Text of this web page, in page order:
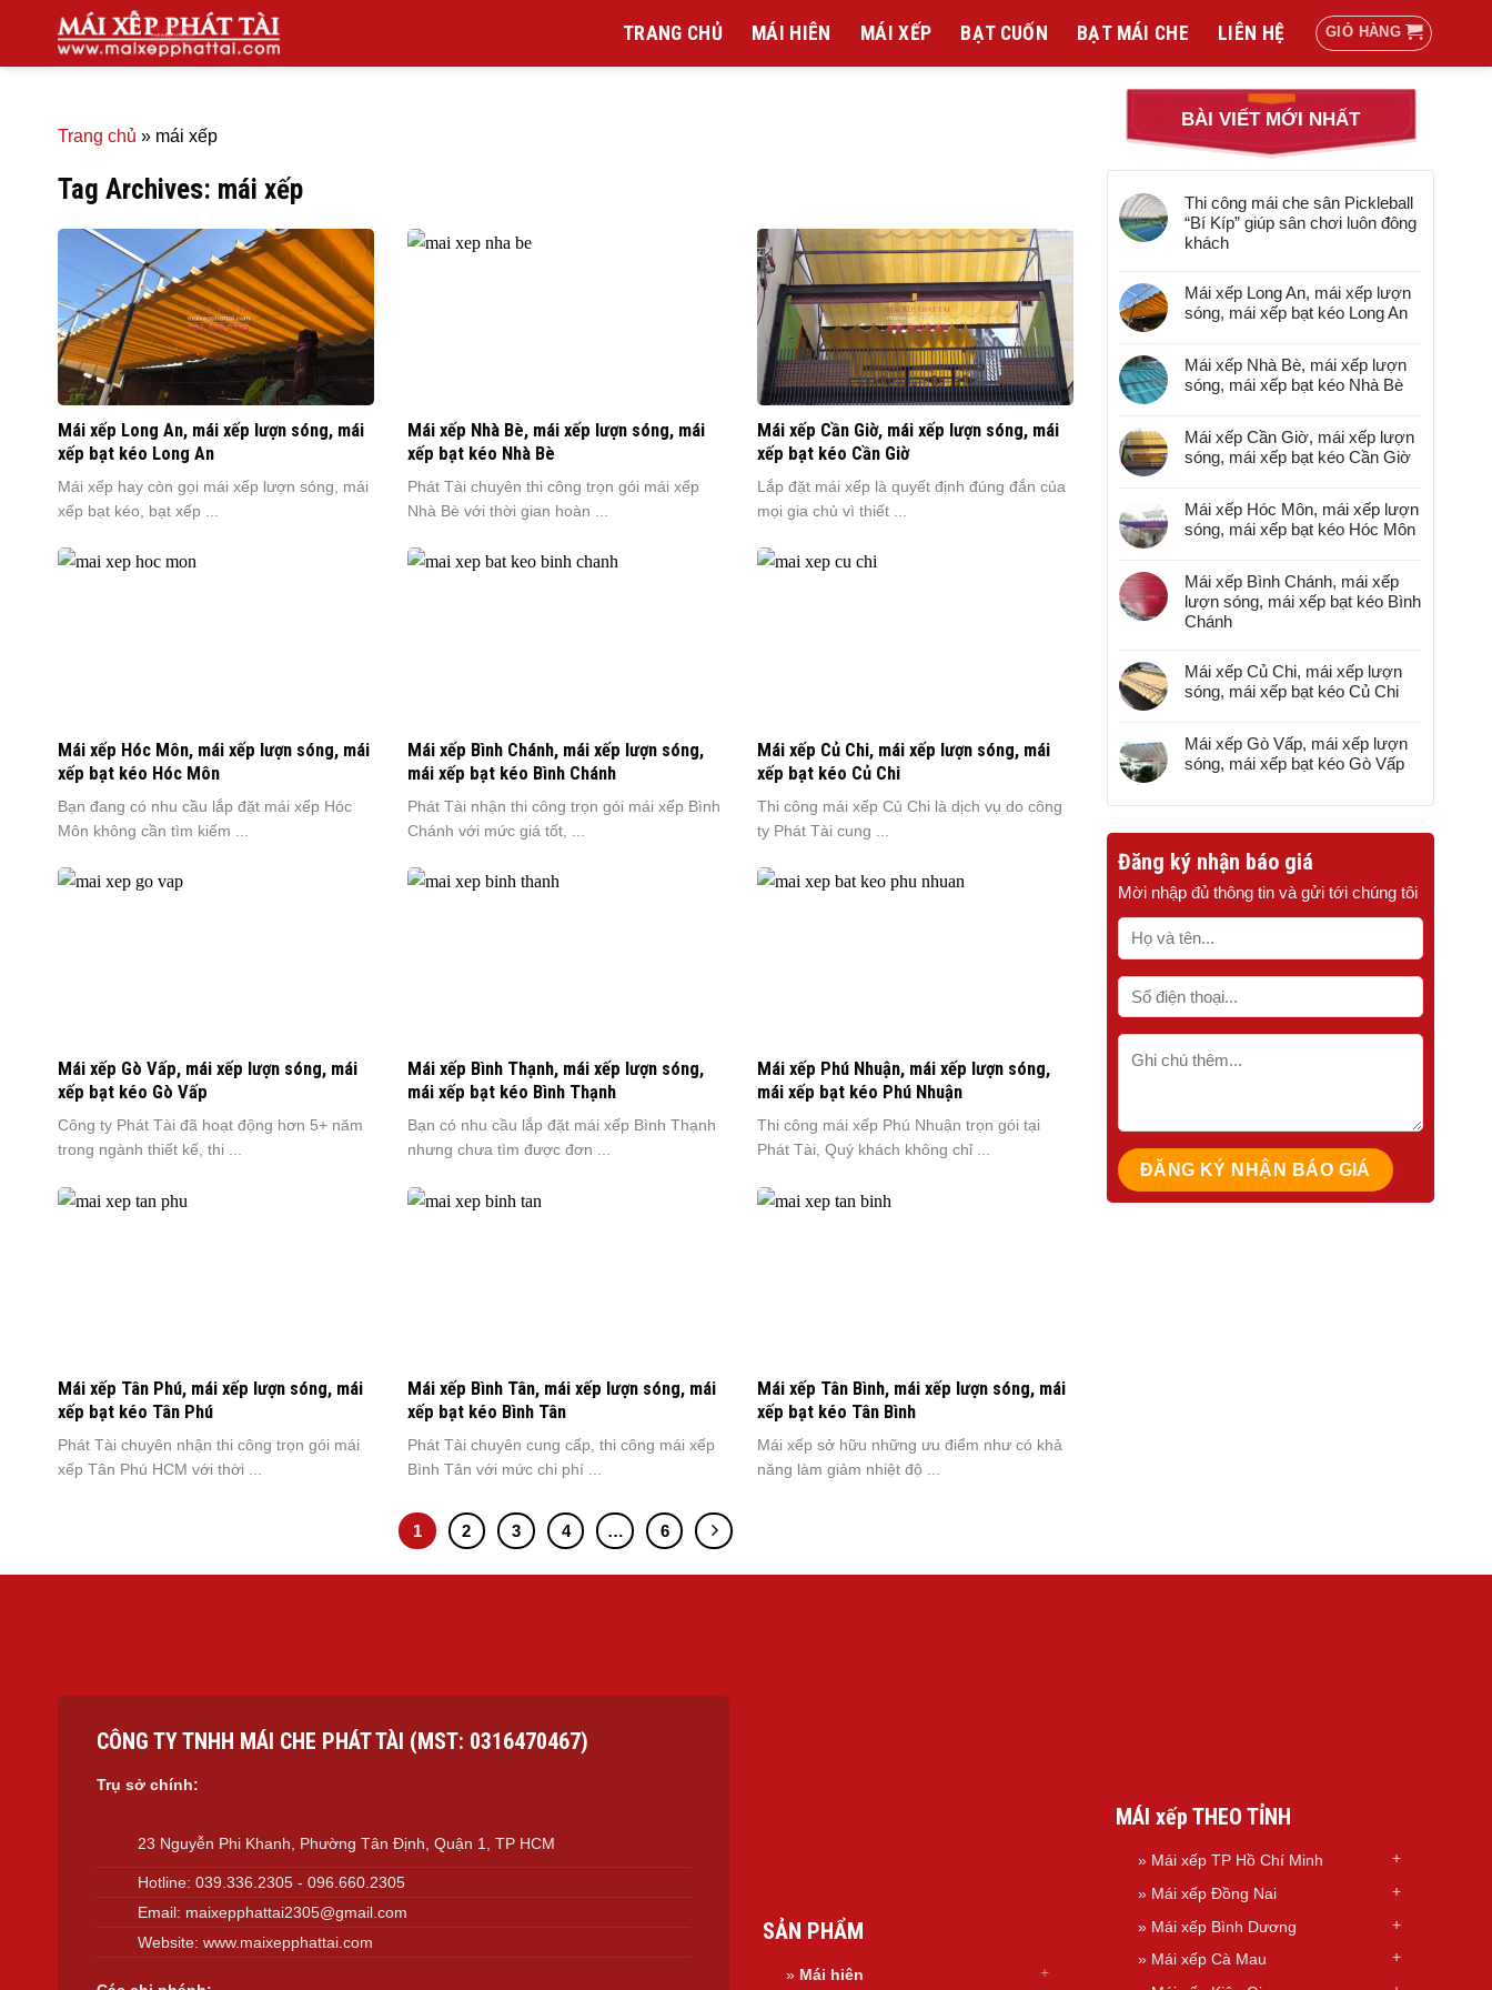
content
TRANG CHỦ MÁI HIÊN MÁI XẾP BẠT CUỐN BẠT MÁI CHE LIÊN HỆ GIỎ HÀNG
Trang chủ » mái xếp
Tag Archives: mái xếp
Mái xếp Long An, mái xếp lượn sóng, mái
xếp bạt kéo Long An
Mái xếp hay còn gọi mái xếp lượn sóng, mái
xếp bạt kéo, bạt xếp ...
Mái xếp Nhà Bè, mái xếp lượn sóng, mái
xếp bạt kéo Nhà Bè
Phát Tài chuyên thi công trọn gói mái xếp
Nhà Bè với thời gian hoàn ...
Mái xếp Cần Giờ, mái xếp lượn sóng, mái
xếp bạt kéo Cần Giờ
Lắp đặt mái xếp là quyết định đúng đắn của
mọi gia chủ vì thiết ...
Mái xếp Hóc Môn, mái xếp lượn sóng, mái
xếp bạt kéo Hóc Môn
Bạn đang có nhu cầu lắp đặt mái xếp Hóc
Môn không cần tìm kiếm ...
Mái xếp Bình Chánh, mái xếp lượn sóng,
mái xếp bạt kéo Bình Chánh
Phát Tài nhận thi công trọn gói mái xếp Bình
Chánh với mức giá tốt, ...
Mái xếp Củ Chi, mái xếp lượn sóng, mái
xếp bạt kéo Củ Chi
Thi công mái xếp Củ Chi là dịch vụ do công
ty Phát Tài cung ...
Mái xếp Gò Vấp, mái xếp lượn sóng, mái
xếp bạt kéo Gò Vấp
Công ty Phát Tài đã hoạt động hơn 5+ năm
trong ngành thiết kế, thi ...
Mái xếp Bình Thạnh, mái xếp lượn sóng,
mái xếp bạt kéo Bình Thạnh
Bạn có nhu cầu lắp đặt mái xếp Bình Thạnh
nhưng chưa tìm được đơn ...
Mái xếp Phú Nhuận, mái xếp lượn sóng,
mái xếp bạt kéo Phú Nhuận
Thi công mái xếp Phú Nhuận trọn gói tại
Phát Tài, Quý khách không chỉ ...
Mái xếp Tân Phú, mái xếp lượn sóng, mái
xếp bạt kéo Tân Phú
Phát Tài chuyên nhận thi công trọn gói mái
xếp Tân Phú HCM với thời ...
Mái xếp Bình Tân, mái xếp lượn sóng, mái
xếp bạt kéo Bình Tân
Phát Tài chuyên cung cấp, thi công mái xếp
Bình Tân với mức chi phí ...
Mái xếp Tân Bình, mái xếp lượn sóng, mái
xếp bạt kéo Tân Bình
Mái xếp sở hữu những ưu điểm như có khả
năng làm giảm nhiệt độ ...
1 2 3 4 … 6
BÀI VIẾT MỚI NHẤT
Thi công mái che sân Pickleball
“Bí Kíp” giúp sân chơi luôn đông
khách
Mái xếp Long An, mái xếp lượn
sóng, mái xếp bạt kéo Long An
Mái xếp Nhà Bè, mái xếp lượn
sóng, mái xếp bạt kéo Nhà Bè
Mái xếp Cần Giờ, mái xếp lượn
sóng, mái xếp bạt kéo Cần Giờ
Mái xếp Hóc Môn, mái xếp lượn
sóng, mái xếp bạt kéo Hóc Môn
Mái xếp Bình Chánh, mái xếp
lượn sóng, mái xếp bạt kéo Bình
Chánh
Mái xếp Củ Chi, mái xếp lượn
sóng, mái xếp bạt kéo Củ Chi
Mái xếp Gò Vấp, mái xếp lượn
sóng, mái xếp bạt kéo Gò Vấp
Đăng ký nhận báo giá
Mời nhập đủ thông tin và gửi tới chúng tôi
CÔNG TY TNHH MÁI CHE PHÁT TÀI (MST: 0316470467)
Trụ sở chính:
23 Nguyễn Phi Khanh, Phường Tân Định, Quận 1, TP HCM
Hotline:039.336.2305 -096.660.2305
Email: maixepphattai2305@gmail.com
Website:www.maixepphattai.com SẢN PHẨM
» Mái hiên
MÁI xếp THEO TỈNH
» Mái xếp TP Hồ Chí Minh
» Mái xếp Đồng Nai
» Mái xếp Bình Dương
» Mái xếp Cà Mau